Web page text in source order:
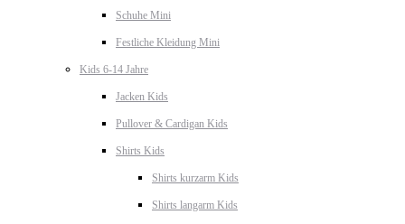
Schuhe Mini
Festliche Kleidung Mini
Kids 6-14 Jahre
Jacken Kids
Pullover & Cardigan Kids
Shirts Kids
Shirts kurzarm Kids
Shirts langarm Kids